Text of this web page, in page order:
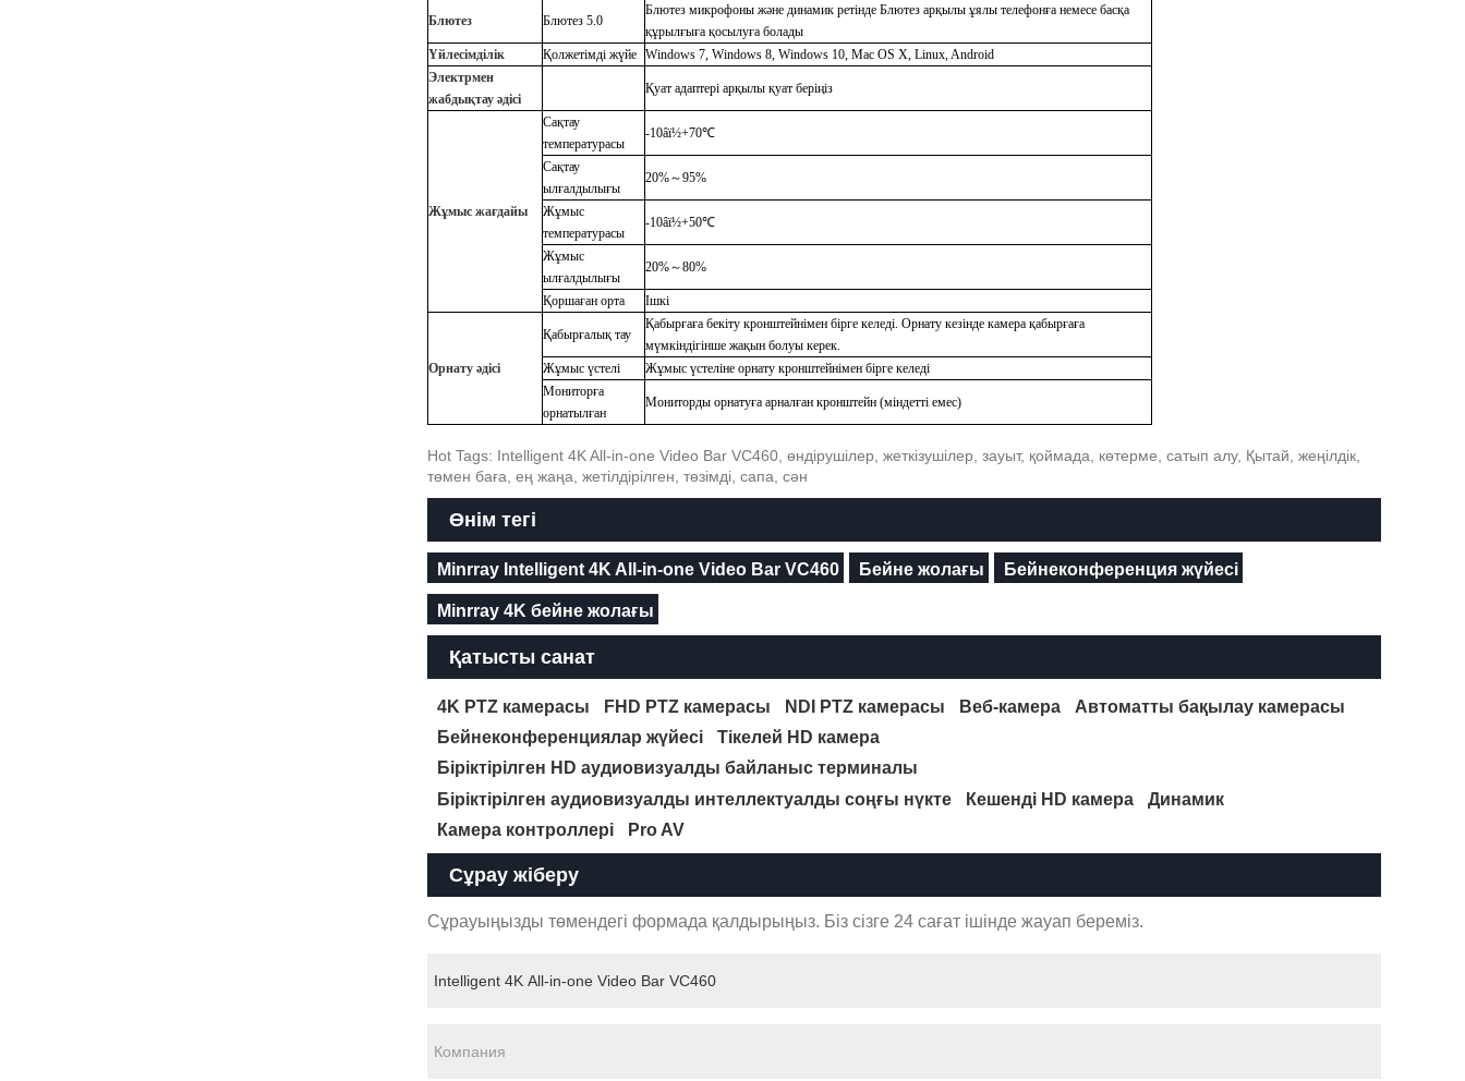
Блютез Блютез 5.0
Блютез микрофоны және динамик ретінде Блютез арқылы ұялы телефонға немесе басқа
құрылғыға қосылуға болады
Үйлесімділік
Қолжетімді жүйе Windows 7, Windows 8, Windows 10, Mac OS X, Linux, Android
Электрмен
жабдықтау әдісі
Қуат адаптері арқылы қуат беріңіз
Жұмыс жағдайы
Сақтау
температурасы
-10âï½+70℃
Сақтау
ылғалдылығы
20%～95%
Жұмыс
температурасы
-10âï½+50℃
Жұмыс
ылғалдылығы
20%～80%
Қоршаған орта Ішкі
Орнату әдісі
Қабырғалық тау
Қабырғаға бекіту кронштейнімен бірге келеді. Орнату кезінде камера қабырғаға
мүмкіндігінше жақын болуы керек.
Жұмыс үстелі
Жұмыс үстеліне орнату кронштейнімен бірге келеді
Мониторға
орнатылған
Мониторды орнатуға арналған кронштейн (міндетті емес)
Hot Tags: Intelligent 4K All-in-one Video Bar VC460, өндірушілер, жеткізушілер, зауыт, қоймада, көтерме, сатып алу, Қытай, жеңілдік,
төмен баға, ең жаңа, жетілдірілген, төзімді, сапа, сән
Өнім тегі
Minrray Intelligent 4K All-in-one Video Bar VC460 Бейне жолағы Бейнеконференция жүйесі
Minrray 4K бейне жолағы
Қатысты санат
4K PTZ камерасы FHD PTZ камерасы NDI PTZ камерасы Веб-камера
Автоматты бақылау камерасы
Бейнеконференциялар жүйесі
Тікелей HD камера
Біріктірілген HD аудиовизуалды байланыс терминалы
Біріктірілген аудиовизуалды интеллектуалды соңғы нүкте
Кешенді HD камера
Динамик
Камера контроллері
Pro AV
Сұрау жіберу
Сұрауыңызды төмендегі формада қалдырыңыз. Біз сізге 24 сағат ішінде жауап береміз.